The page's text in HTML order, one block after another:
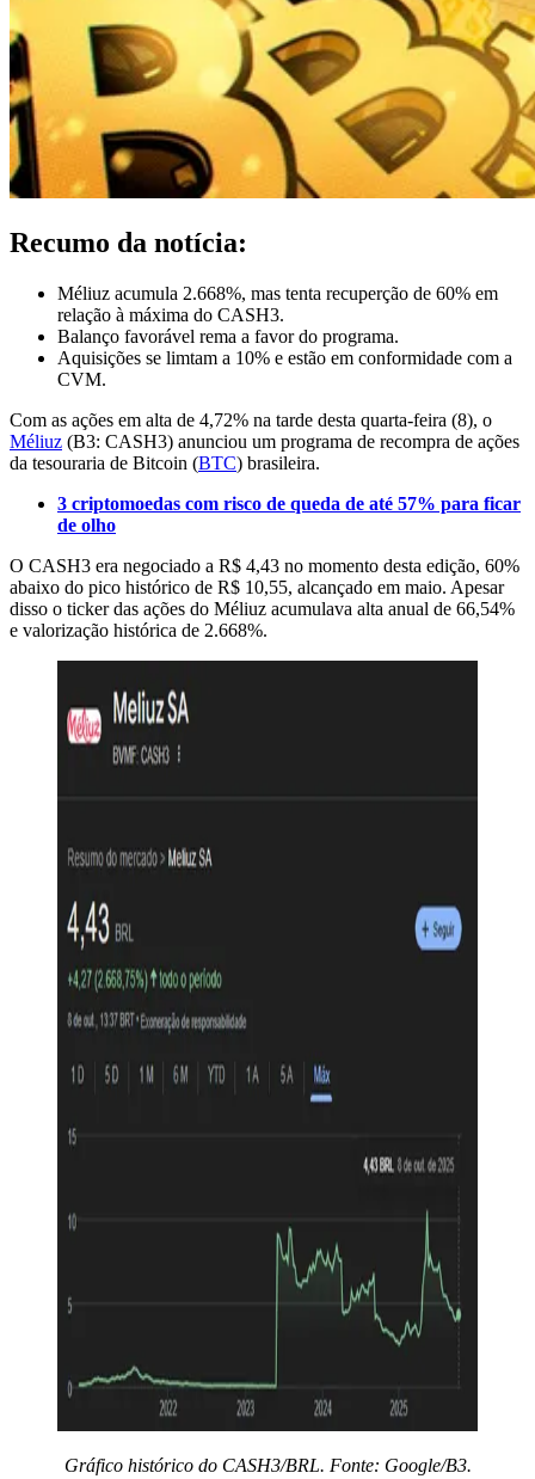
Recumo da notícia:
Méliuz acumula 2.668%, mas tenta recuperção de 60% em
relação à máxima do CASH3.
Balanço favorável rema a favor do programa.
Aquisições se limtam a 10% e estão em conformidade com a
CVM.
Com as ações em alta de 4,72% na tarde desta quarta-feira (8), o
Méliuz (B3: CASH3) anunciou um programa de recompra de ações
da tesouraria de Bitcoin (BTC) brasileira.
3 criptomoedas com risco de queda de até 57% para ficar
de olho
O CASH3 era negociado a R$ 4,43 no momento desta edição, 60%
abaixo do pico histórico de R$ 10,55, alcançado em maio. Apesar
disso o ticker das ações do Méliuz acumulava alta anual de 66,54%
e valorização histórica de 2.668%.
Gráfico histórico do CASH3/BRL. Fonte: Google/B3.